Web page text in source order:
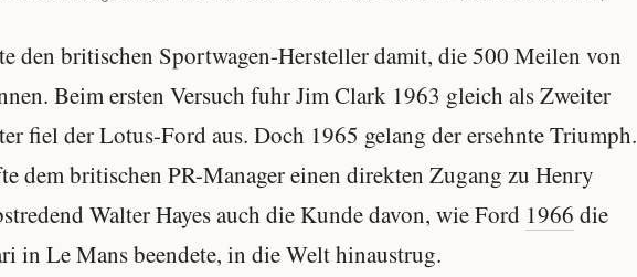
den britischen Sportwagen-Hersteller damit, die 500 Meilen von
Beim ersten Versuch fuhr Jim Clark 1963 gleich als Zweiter
fiel der Lotus-Ford aus. Doch 1965 gelang der ersehnte Triumph.
dem britischen PR-Manager einen direkten Zugang zu Henry
Walter Hayes auch die Kunde davon, wie Ford 1966 die
in Le Mans beendete, in die Welt hinaustrug.